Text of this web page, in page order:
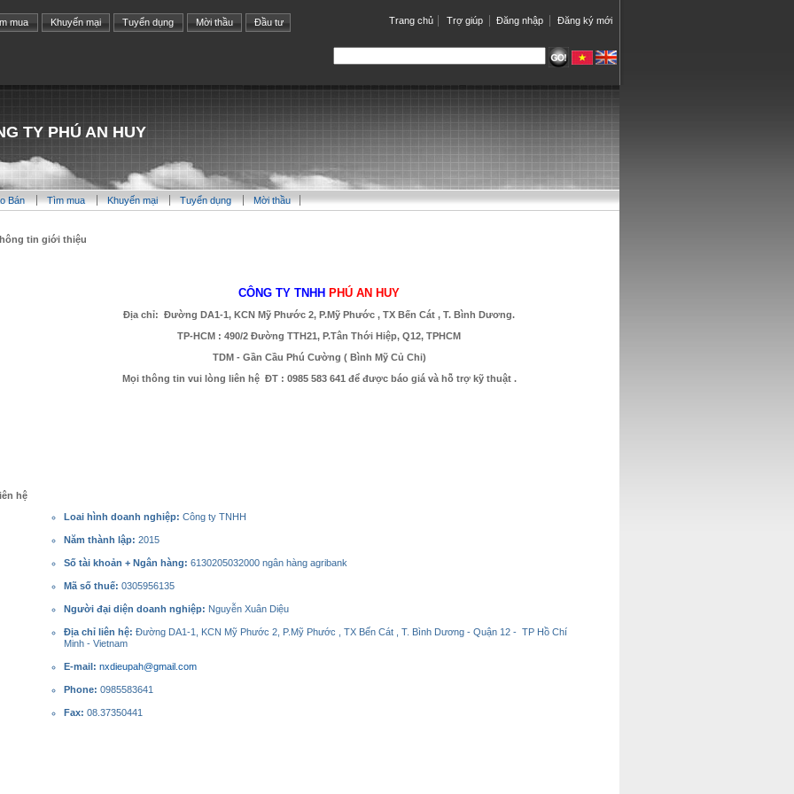
Trang chủ Trợ giúp Đăng nhập Đăng ký mới
mua Khuyến mại Tuyển dụng Mời thầu Đầu tư
TY PHÚ AN HUY
Bán Tìm mua Khuyến mại Tuyển dụng Mời thầu
tin giới thiệu
CÔNG TY TNHH PHÚ AN HUY
Địa chỉ: Đường DA1-1, KCN Mỹ Phước 2, P.Mỹ Phước , TX Bến Cát , T. Bình Dương.
TP-HCM : 490/2 Đường TTH21, P.Tân Thới Hiệp, Q12, TPHCM
TDM - Gần Cầu Phú Cường ( Bình Mỹ Củ Chi)
Mọi thông tin vui lòng liên hệ ĐT : 0985 583 641 để được báo giá và hỗ trợ kỹ thuật .
hệ
Loai hình doanh nghiệp: Công ty TNHH
Năm thành lập: 2015
Số tài khoản + Ngân hàng: 6130205032000 ngân hàng agribank
Mã số thuế: 0305956135
Người đại diện doanh nghiệp: Nguyễn Xuân Diệu
Địa chỉ liên hệ: Đường DA1-1, KCN Mỹ Phước 2, P.Mỹ Phước , TX Bến Cát , T. Bình Dương - Quận 12 - TP Hồ Chí
Minh - Vietnam
E-mail: nxdieupah@gmail.com
Phone: 0985583641
Fax: 08.37350441